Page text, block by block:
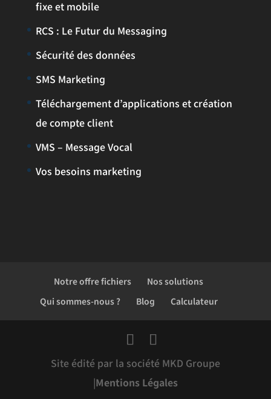
fixe et mobile
RCS : Le Futur du Messaging
Sécurité des données
SMS Marketing
Téléchargement d’applications et création
de compte client
VMS – Message Vocal
Vos besoins marketing
Notre offre fichiers
Nos solutions
Qui sommes-nous ?
Blog Calculateur
Site édité par la société MKD Groupe
|Mentions Légales